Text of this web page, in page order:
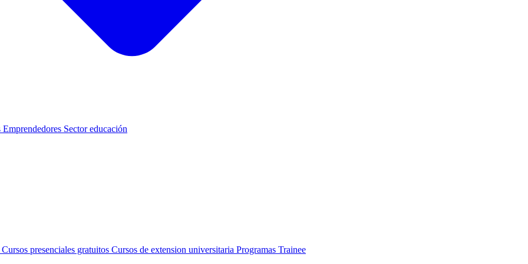
Emprendedores Sector educación
Cursos presenciales gratuitos Cursos de extension universitaria Programas Trainee